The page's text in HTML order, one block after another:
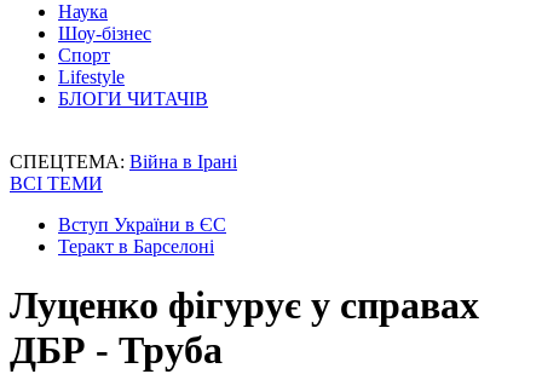
Наука
Шоу-бізнес
Спорт
Lifestyle
БЛОГИ ЧИТАЧІВ
СПЕЦТЕМА: Війна в Ірані
ВСІ ТЕМИ
Вступ України в ЄС
Теракт в Барселоні
Луценко фігурує у справах
ДБР - Труба